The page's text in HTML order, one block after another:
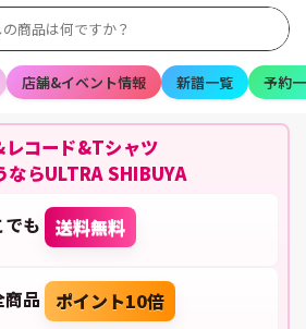
店舗&イベント情報 新譜一覧 予約
レコード&Tシャツ
ならULTRA SHIBUYA
でも 送料無料
品 ポイント10倍